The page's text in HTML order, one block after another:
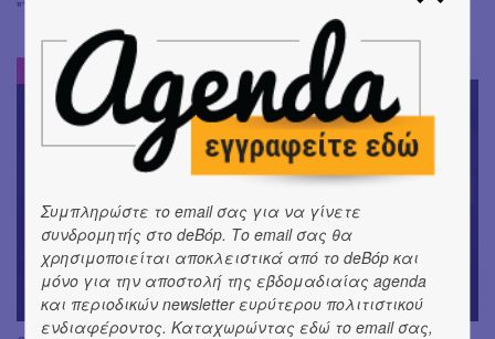
"The Birthday Party"
ΝΕΑ
Συμπληρώστε το email σας για να γίνετε
συνδρομητής στο deBόp. Το email σας θα
χρησιμοποιείται αποκλειστικά από το deBόp και
μόνο για την αποστολή της εβδομαδιαίας agenda
και περιοδικών newsletter ευρύτερου πολιτιστικού
ενδιαφέροντος. Καταχωρώντας εδώ το email σας,